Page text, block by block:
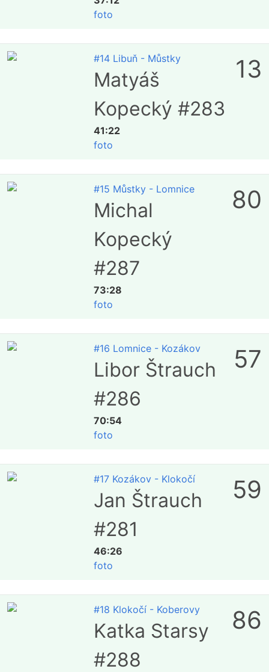
foto
#14 Libuň - Můstky
Matyáš
Kopecký #283
41:22
foto
13
#15 Můstky - Lomnice
Michal
Kopecký
#287
73:28
foto
80
#16 Lomnice - Kozákov
Libor Štrauch
#286
70:54
foto
57
#17 Kozákov - Klokočí
Jan Štrauch
#281
46:26
foto
59
#18 Klokočí - Koberovy
Katka Starsy
#288
86